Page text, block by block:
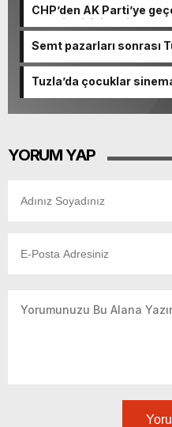
CHP’den AK Parti’ye
“50 bin kişiyi evsiz
Semt pazarları sonrası
Tuzla’da çocuklar
YORUM YAP